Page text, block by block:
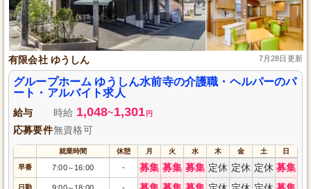
有限会社 ゆうしん 7月28日更新
グループホーム ゆうしん水前寺の介護職・ヘルパーのパ
ート・アルバイト求人
給与 時給 1,048~1,301 円
応募要件無資格可
就業時間 休憩 月 火 水 木 金 土 日
早番 7:00～ 16:00 - 募集 募集 募集 定休 定休 定休 募集
日勤